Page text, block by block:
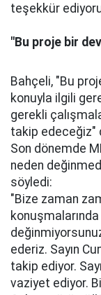
teşekkür
"Bu proje bir
Bahçeli, "Bu
konuyla ilgili
gerekli
takip edeceğiz"
Son dönemde
neden
söyledi:
"Bize zaman
ederiz. Sayın
takip ediyor.
vaziyet ediyor.